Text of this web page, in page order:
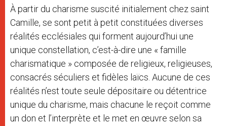
À partir du charisme suscité initialement chez saint
Camille, se sont petit à petit constituées diverses
réalités ecclésiales qui forment aujourd’hui une
unique constellation, c’est-à-dire une « famille
charismatique » composée de religieux, religieuses,
consacrés séculiers et fidèles laïcs. Aucune de ces
réalités n’est toute seule dépositaire ou détentrice
unique du charisme, mais chacune le reçoit comme
un don et l’interprète et le met en œuvre selon sa